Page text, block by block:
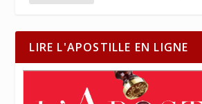
LIRE L'APOSTILLE EN LIGNE